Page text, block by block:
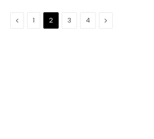
Précédent
1 2 3 4 Suivant